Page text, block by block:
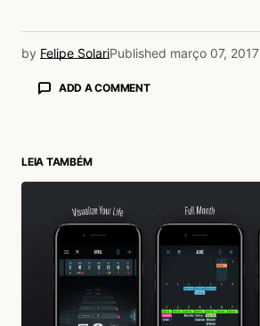
by Felipe SolariPublished março 07, 2017
ADD A COMMENT
LEIA TAMBÉM